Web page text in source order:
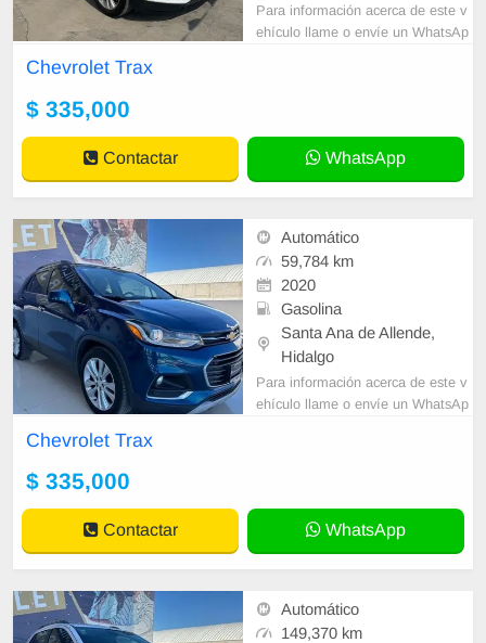
Para información acerca de este v
ehículo llame o envíe un WhatsAp
Chevrolet Trax
$ 335,000
Contactar WhatsApp
Automático
59,784 km
2020
Gasolina
Santa Ana de Allende,
Hidalgo
Para información acerca de este v
ehículo llame o envíe un WhatsAp
Chevrolet Trax
$ 335,000
Contactar WhatsApp
Automático
149,370 km